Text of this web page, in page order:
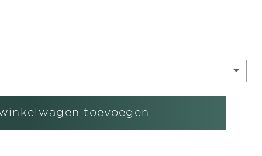
toevoegen